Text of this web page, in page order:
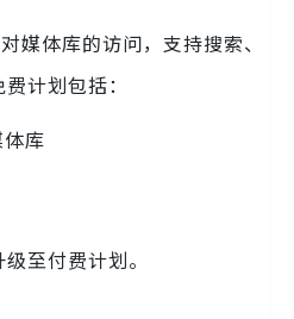
媒体库的访问，支持搜索、
计划包括：
库
至付费计划。